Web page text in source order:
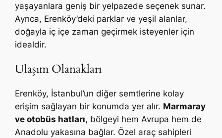
yaşayanlara geniş bir yelpazede seçenek sunar.
Ayrıca, Erenköy’deki parklar ve yeşil alanlar,
doğayla iç içe zaman geçirmek isteyenler için
idealdir.
Ulaşım Olanakları
Erenköy, İstanbul’un diğer semtlerine kolay
erişim sağlayan bir konumda yer alır. Marmaray
ve otobüs hatları, bölgeyi hem Avrupa hem de
Anadolu yakasına bağlar. Özel araç sahipleri